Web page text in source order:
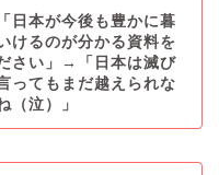
日本が今後も豊かに暮
けるのが分かる資料を
さい」→「日本は滅び
ってもまだ越えられな
（泣）」